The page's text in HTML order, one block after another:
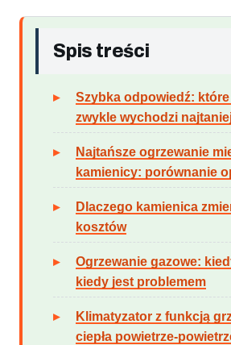
Spis treści
Szybka odpowiedź:
zwykle wychodzi
Najtańsze ogrzewanie
kamienicy: porównanie
Dlaczego kamienica
kosztów
Ogrzewanie gazowe:
kiedy jest problemem
Klimatyzator z funkcją
ciepła powietrze-